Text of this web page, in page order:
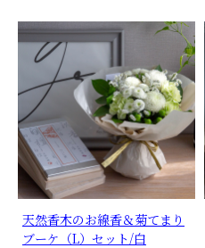
天然香木のお線香＆菊てまり
ブーケ（L）セット/白